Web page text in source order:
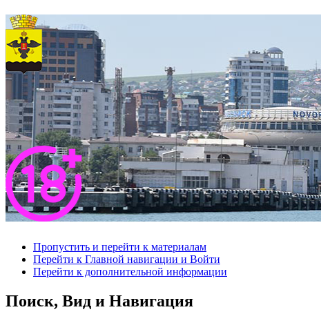
Пропустить и перейти к материалам
Перейти к Главной навигации и Войти
Перейти к дополнительной информации
Поиск, Вид и Навигация